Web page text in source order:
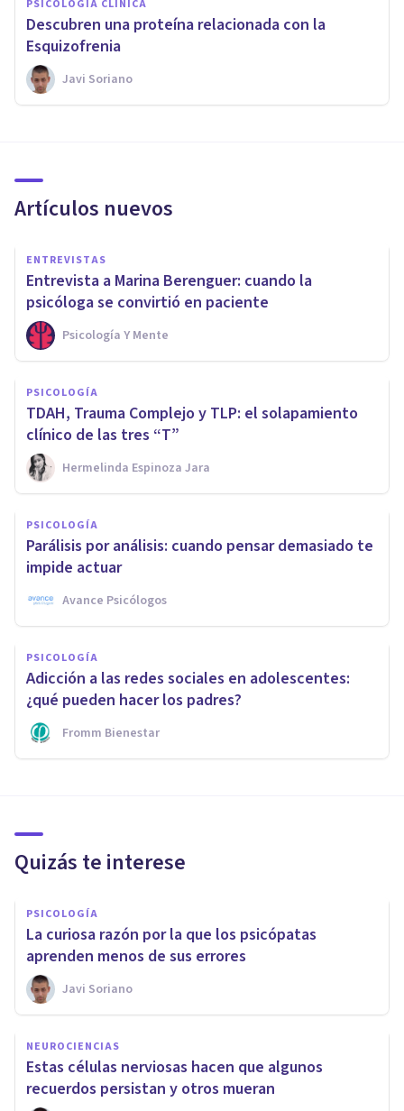
PSICOLOGÍA CLÍNICA
Descubren una proteína relacionada con la
Esquizofrenia
Javi Soriano
Artículos nuevos
ENTREVISTAS
Entrevista a Marina Berenguer: cuando la
psicóloga se convirtió en paciente
Psicología Y Mente
PSICOLOGÍA
TDAH, Trauma Complejo y TLP: el solapamiento
clínico de las tres “T”
Hermelinda Espinoza Jara
PSICOLOGÍA
Parálisis por análisis: cuando pensar demasiado te
impide actuar
Avance Psicólogos
PSICOLOGÍA
Adicción a las redes sociales en adolescentes:
¿qué pueden hacer los padres?
Fromm Bienestar
Quizás te interese
PSICOLOGÍA
La curiosa razón por la que los psicópatas
aprenden menos de sus errores
Javi Soriano
NEUROCIENCIAS
Estas células nerviosas hacen que algunos
recuerdos persistan y otros mueran